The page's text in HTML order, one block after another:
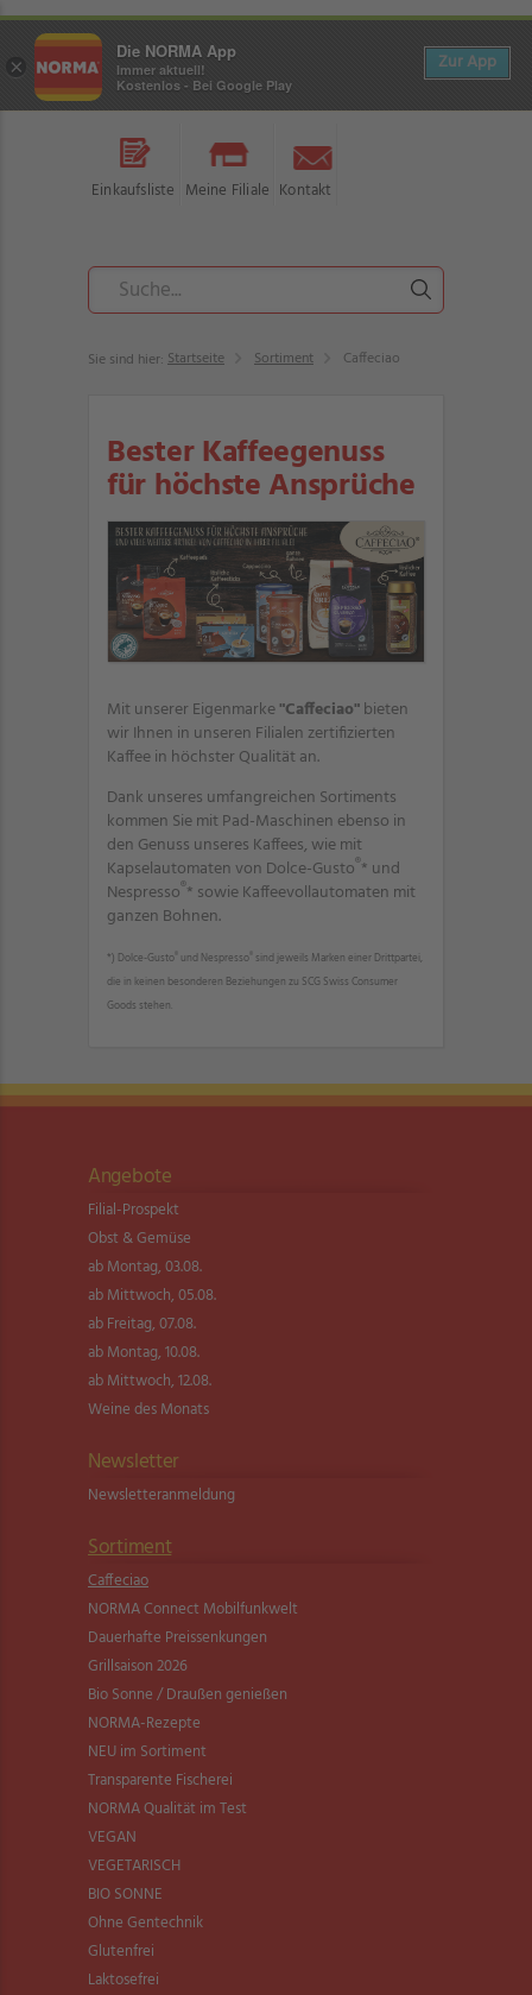
Einkaufsliste Meine Filiale Kontakt
Sie sind hier: Startseite Sortiment Caffeciao
Bester Kaffeegenuss
für höchste Ansprüche
Mit unserer Eigenmarke"Caffeciao"bieten
wir Ihnen in unseren Filialen zertifizierten
Kaffee in höchster Qualität an.
Dank unseres umfangreichen Sortiments
kommen Sie mit Pad-Maschinen ebenso in
den Genuss unseres Kaffees, wie mit
Kapselautomaten von Dolce-Gusto®* und
Nespresso®* sowie Kaffeevollautomaten mit
ganzen Bohnen.
*) Dolce-Gusto und Nespresso sind jeweils Marken einer Drittpartei,
die in keinen besonderen Beziehungen zu SCG Swiss Consumer
Goods stehen.
Angebote
Filial-Prospekt
Obst & Gemüse
ab Montag, 03.08.
ab Mittwoch, 05.08.
ab Freitag, 07.08.
ab Montag, 10.08.
ab Mittwoch, 12.08.
Weine des Monats
Newsletter
Newsletter­anmeldung
Sortiment
Caffeciao
NORMA Connect Mobilfunkwelt
Dauerhafte Preissenkungen
Grillsaison 2026
Bio Sonne / Draußen genießen
NORMA-Rezepte
NEU im Sortiment
Transparente Fischerei
NORMA Qualität im Test
VEGAN
VEGETARISCH
BIO SONNE
Ohne Gentechnik
Glutenfrei
Laktosefrei
×
Die NORMA App
Immer aktuell!
Kostenlos - Bei Google Play
Zur App